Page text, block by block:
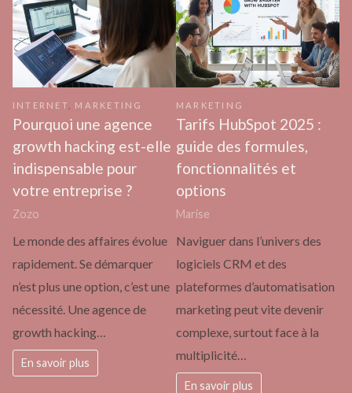
INTERNET MARKETING
Pourquoi une agence
growth hacking est-elle
indispensable pour
votre entreprise ?
Zozo
Le monde des affaires évolue
rapidement. Se démarquer
n’est plus une option, c’est une
nécessité. Une agence de
growth hacking…
En savoir plus
MARKETING
Tarifs HubSpot 2025 :
guide des formules,
fonctionnalités et
options
Marise
Naviguer dans l’univers des
logiciels CRM et des
plateformes d’automatisation
marketing peut vite devenir
complexe, surtout face à la
multiplicité…
En savoir plus